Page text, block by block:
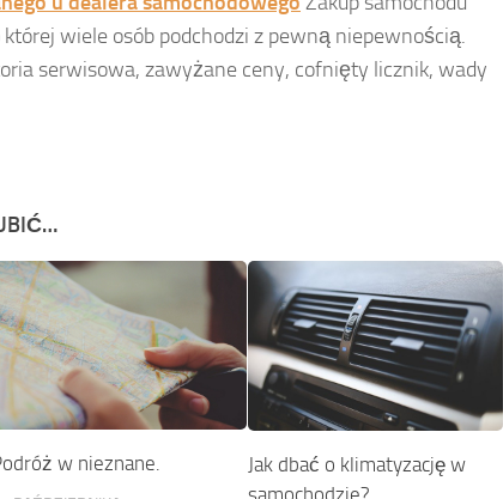
wiele osób podchodzi z pewną niepewnością.
serwisowa, zawyżane ceny, cofnięty licznik, wady
w nieznane.
Jak dbać o klimatyzację w